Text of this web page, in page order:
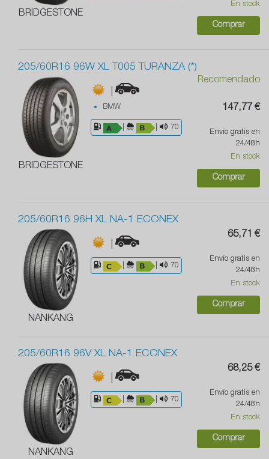
BRIDGESTONE
En stock
Comprar
205/60R16 96W XL T005 TURANZA (*)
BRIDGESTONE
|
BMW
70
Recomendado
147,77 €
Envío gratis en
24/48h
En stock
Comprar
205/60R16 96H XL NA-1 ECONEX
NANKANG
|
70
65,71 €
Envío gratis en
24/48h
En stock
Comprar
205/60R16 96V XL NA-1 ECONEX
NANKANG
|
70
68,25 €
Envío gratis en
24/48h
En stock
Comprar